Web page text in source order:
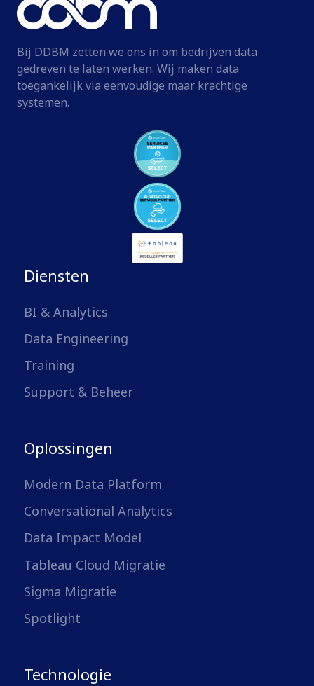
Bij DDBM zetten we ons in om bedrijven data
gedreven te laten werken. Wij maken data
toegankelijk via eenvoudige maar krachtige
systemen.
Diensten
BI & Analytics
Data Engineering
Training
Support & Beheer
Oplossingen
Modern Data Platform
Conversational Analytics
Data Impact Model
Tableau Cloud Migratie
Sigma Migratie
Spotlight
Technologie